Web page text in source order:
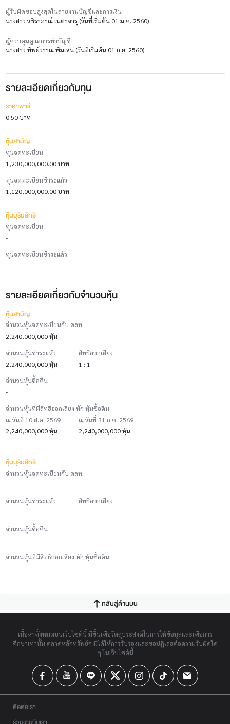
ผู้รับผิดชอบสูงสุดในสายงานบัญชีและการเงิน
นางสาว วชิราภรณ์ เนตรจารุ (วันที่เริ่มต้น 01 ม.ค. 2560)
ผู้ควบคุมดูแลการทำบัญชี
นางสาว ทิพย์วรรณ พิมเสน (วันที่เริ่มต้น 01 ก.ย. 2560)
รายละเอียดเกี่ยวกับทุน
ราคาพาร์
0.50 บาท
หุ้นสามัญ
ทุนจดทะเบียน
1,230,000,000.00 บาท
ทุนจดทะเบียนชำระแล้ว
1,120,000,000.00 บาท
หุ้นบุริมสิทธิ
ทุนจดทะเบียน
-
ทุนจดทะเบียนชำระแล้ว
-
รายละเอียดเกี่ยวกับจำนวนหุ้น
หุ้นสามัญ
จำนวนหุ้นจดทะเบียนกับ ตลท.
2,240,000,000 หุ้น
จำนวนหุ้นชำระแล้ว
2,240,000,000 หุ้น
สิทธิออกเสียง
1 : 1
จำนวนหุ้นซื้อคืน
-
จำนวนหุ้นที่มีสิทธิออกเสียง หัก หุ้นซื้อคืน
ณ วันที่ 10 ส.ค. 2569
2,240,000,000 หุ้น
ณ วันที่ 31 ก.ค. 2569
2,240,000,000 หุ้น
หุ้นบุริมสิทธิ
จำนวนหุ้นจดทะเบียนกับ ตลท.
-
จำนวนหุ้นชำระแล้ว
-
สิทธิออกเสียง
-
จำนวนหุ้นซื้อคืน
-
จำนวนหุ้นที่มีสิทธิออกเสียง หัก หุ้นซื้อคืน
-
กลับสู่ด้านบน
เนื้อหาทั้งหมดบนเว็บไซต์นี้ มีขึ้นเพื่อวัตถุประสงค์ในการให้ข้อมูลและเพื่อการ
ศึกษาเท่านั้น ตลาดหลักทรัพย์ฯ มิได้ให้การรับรองและขอปฏิเสธต่อความรับผิดใด
ๆ ในเว็บไซต์นี้
ติดต่อเรา